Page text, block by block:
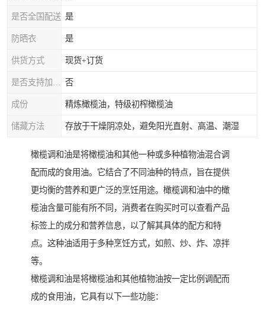
是否全国配送 是
防晒衣 是
供货方式 现货+订货
否
成份 精炼橄榄油，特级初榨橄榄油
储藏方法 存放于干燥阴凉处，避免阳光直射、高温、潮湿
橄榄调和油是将橄榄油和其他一种或多种植物油混合调
配而成的食用油。它结合了不同油种的特点，旨在提供
更均衡的营养和更广泛的烹饪用途。橄榄调和油中的橄
榄油含量可能有所不同，消费者在购买时可以查看产品
标签上的成分和营养信息，以了解其具体的配方和特
点。这种油适用于多种烹饪方式，如煎、炒、炸、凉拌
等。
橄榄调和油是将橄榄油和其他植物油按一定比例调配而
成的食用油，它具有以下一些功能：